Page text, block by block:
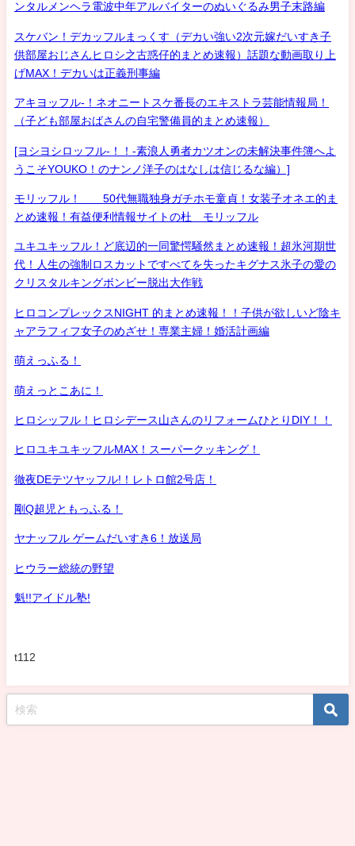
ンタルメンヘラ電波中年アルバイターのぬいぐるみ男子末路編
スケバン！デカッフルまっくす（デカい強い2次元嫁だいすき子
供部屋おじさんヒロシ之古惑仔的まとめ速報）話題な動画取り上
げMAX！デカいは正義刑事編
アキヨッフル-！ネオニートスケ番長のエキストラ芸能情報局！
（子ども部屋おばさんの自宅警備員的まとめ速報）
[ヨシヨシロッフル-！！-素浪人勇者カツオンの未解決事件簿へよ
うこそYOUKO！のナンノ洋子のはなしは信じるな編）]
モリッフル！ 50代無職独身ガチホモ童貞！女装子オネエ的ま
とめ速報！有益便利情報サイトの杜 モリッフル
ユキユキッフル！ど底辺的一同驚愕騒然まとめ速報！超氷河期世
代！人生の強制ロスカットですべてを失ったキグナス氷子の愛の
クリスタルキングボンビー脱出大作戦
ヒロコンプレックスNIGHT 的まとめ速報！！子供が欲しいど陰キ
ャアラフィフ女子のめざせ！専業主婦！婚活計画編
萌えっふる！
萌えっとこあに！
ヒロシッフル！ヒロシデース山さんのリフォームひとりDIY！！
ヒロユキユキッフルMAX！スーパークッキング！
徹夜DEテツヤッフル!！レトロ館2号店！
剛Q超児ともっふる！
ヤナッフル ゲームだいすき6！放送局
ヒウラー総統の野望
魁!!アイドル塾!
t112